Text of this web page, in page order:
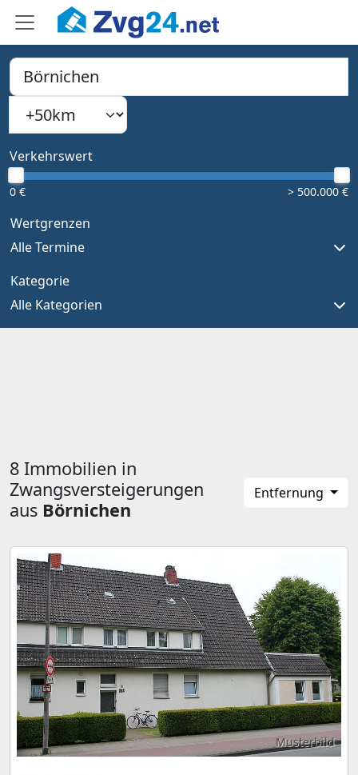
PLZ, Ort oder Bundesland
Type 1 or more characters for results.
Suchradius
Verkehrswert
0 € > 500.000 €
Wertgrenzen
Alle Termine
Kategorie
Alle Kategorien
8 Immobilien in
Zwangsversteigerungen
aus Börnichen
Entfernung
Musterbild